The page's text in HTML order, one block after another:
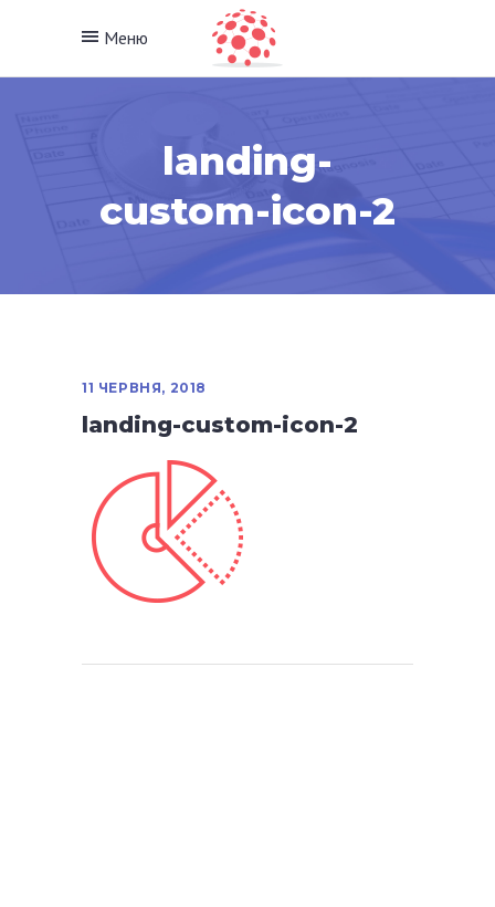
Меню
landing-
custom-icon-2
11 ЧЕРВНЯ, 2018
landing-custom-icon-2